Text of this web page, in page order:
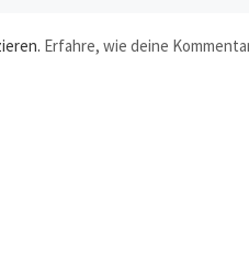
Erfahre, wie deine